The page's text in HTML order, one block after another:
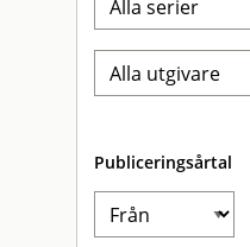
Publiceringsårtal